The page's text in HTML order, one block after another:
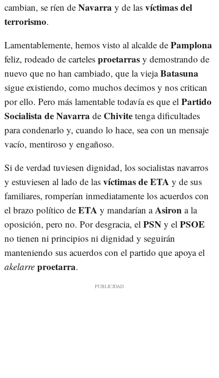
cambian, se ríen de Navarra y de las víctimas del
terrorismo.
Lamentablemente, hemos visto al alcalde de Pamplona
feliz, rodeado de carteles proetarras y demostrando de
nuevo que no han cambiado, que la viejaBatasuna
sigue existiendo, como muchos decimos y nos critican
por ello. Pero más lamentable todavía es que el Partido
Socialista de Navarra de Chivite tenga dificultades
para condenarlo y, cuando lo hace, sea con un mensaje
vacío, mentiroso y engañoso.
Si de verdad tuviesen dignidad, los socialistas navarros
y estuviesen al lado de las víctimas de ETA y de sus
familiares, romperían inmediatamente los acuerdos con
el brazo político de ETA y mandarían aAsiron a la
oposición, pero no. Por desgracia, el PSN y el PSOE
no tienen ni principios ni dignidad y seguirán
manteniendo sus acuerdos con el partido que apoya el
akelarre proetarra.